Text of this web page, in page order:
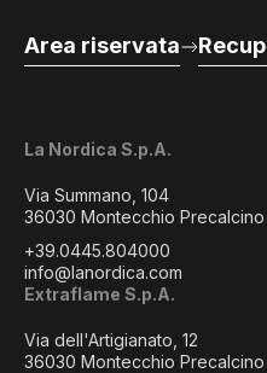
La Nordica S.p.A.
Via Summano, 104
36030 Montecchio Precalcino
+39.0445.804000
info@lanordica.com
Extraflame S.p.A.
Via dell'Artigianato, 12
36030 Montecchio Precalcino
Area riservata